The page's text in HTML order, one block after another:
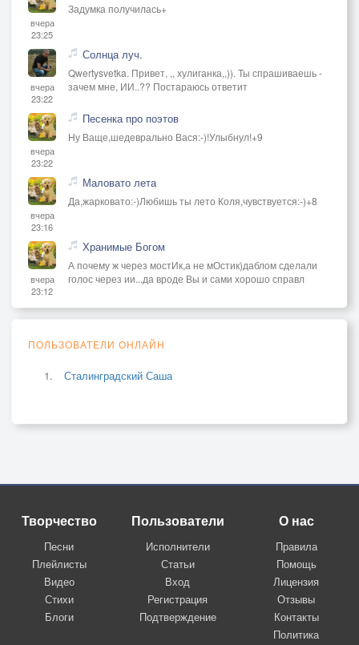
вчера
23:25
Задумка получилась+
вчера
23:22
Солнца луч.
Qwertysvetka. Привет, ,, хулиганка,,)). Ты спрашиваешь -
зачем мне, ИИ..?? Постараюсь ответит
вчера
23:22
Песенка про поэтов
Ну Ваще,шедеврально Вася:-)!Улыбнул!+9
вчера
23:16
Маловато лета
Да,жарковато:-)Любишь ты лето Коля,чувствуется:-)+8
вчера
23:12
Хранимые Богом
А почему ж через мостИк,а не мОстик)даблом сделали
голос через ии...да вроде Вы и сами хорошо справл
ПОЛЬЗОВАТЕЛИ ОНЛАЙН
Сталинградский Саша
Творчество
Песни
Плейлисты
Видео
Стихи
Блоги
Пользователи
Исполнители
Статьи
Вход
Регистрация
Подтверждение
О нас
Правила
Помощь
Лицензия
Отзывы
Контакты
Политика